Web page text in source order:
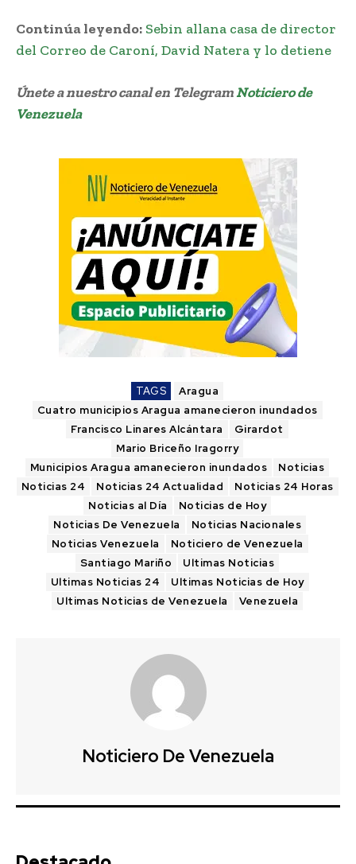
Continúa leyendo: Sebin allana casa de director
del Correo de Caroní, David Natera y lo detiene
Únete a nuestro canal en TelegramNoticiero de
Venezuela
TAGS
Aragua
Cuatro municipios Aragua amanecieron inundados
Francisco Linares Alcántara
Girardot
Mario Briceño Iragorry
Municipios Aragua amanecieron inundados
Noticias
Noticias 24
Noticias 24 Actualidad
Noticias 24 Horas
Noticias al Día
Noticias de Hoy
Noticias De Venezuela
Noticias Nacionales
Noticias Venezuela
Noticiero de Venezuela
Santiago Mariño
Ultimas Noticias
Ultimas Noticias 24
Ultimas Noticias de Hoy
Ultimas Noticias de Venezuela
Venezuela
Noticiero De Venezuela